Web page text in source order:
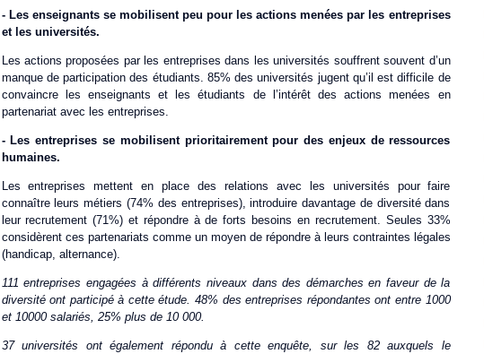
‐ Les enseignants se mobilisent peu pour les actions menées par les entreprises
et les universités.
Les actions proposées par les entreprises dans les universités souffrent souvent d’un
manque de participation des étudiants. 85% des universités jugent qu’il est difficile de
convaincre les enseignants et les étudiants de l’intérêt des actions menées en
partenariat avec les entreprises.
‐ Les entreprises se mobilisent prioritairement pour des enjeux de ressources
humaines.
Les entreprises mettent en place des relations avec les universités pour faire
connaître leurs métiers (74% des entreprises), introduire davantage de diversité dans
leur recrutement (71%) et répondre à de forts besoins en recrutement. Seules 33%
considèrent ces partenariats comme un moyen de répondre à leurs contraintes légales
(handicap, alternance).
111 entreprises engagées à différents niveaux dans des démarches en faveur de la
diversité ont participé à cette étude. 48% des entreprises répondantes ont entre 1000
et 10000 salariés, 25% plus de 10 000.
37 universités ont également répondu à cette enquête, sur les 82 auxquels le